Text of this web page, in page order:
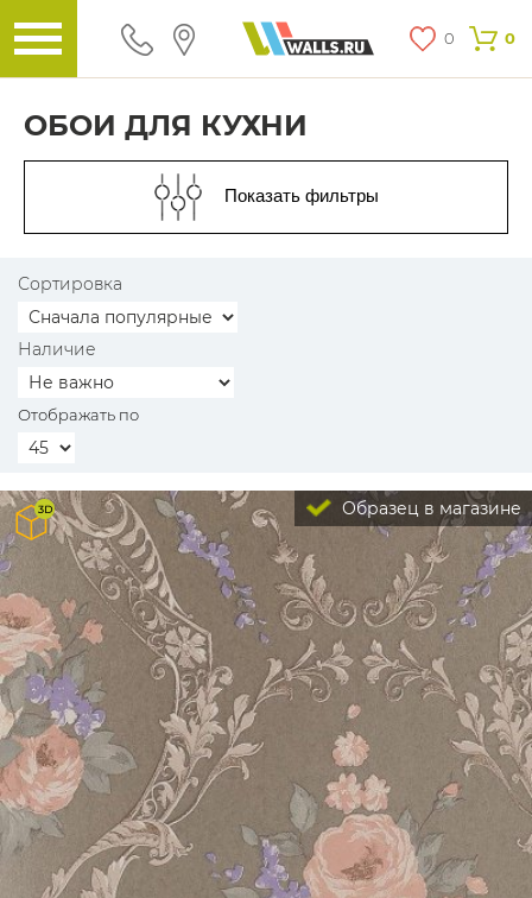
0 0
ОБОИ ДЛЯ КУХНИ
Показать фильтры
Сортировка
Наличие
Отображать по
Образец в магазине